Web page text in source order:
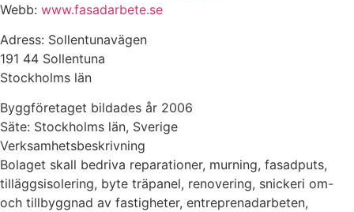
Webb: www.fasadarbete.se
Adress: Sollentunavägen
191 44 Sollentuna
Stockholms län
Byggföretaget bildades år 2006
Säte: Stockholms län, Sverige
Verksamhetsbeskrivning
Bolaget skall bedriva reparationer, murning, fasadputs,
tilläggsisolering, byte träpanel, renovering, snickeri om-
och tillbyggnad av fastigheter, entreprenadarbeten,